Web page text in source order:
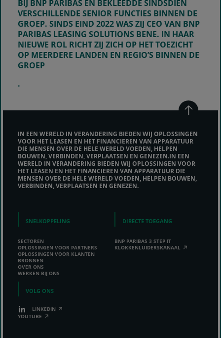
BIJ BNP PARIBAS EN BEKLEEDDE SINDSDIEN
VERSCHILLENDE SENIOR FUNCTIES BINNEN DE
GROEP. SINDS EIND 2022 WAS ZIJ CEO VAN BNP
PARIBAS LEASING SOLUTIONS BENE. IN HAAR
NIEUWE ROL RICHT ZIJ ZICH OP HET TOEZICHT
OP MEERDERE LANDEN EN REGIO’S BINNEN DE
GROEP
.
IN EEN WERELD IN VERANDERING BIEDEN WIJ OPLOSSINGEN
VOOR HET LEASEN EN HET FINANCIEREN VAN APPARATUUR
DIE MENSEN OVER DE HELE WERELD VOEDEN, HELPEN
BOUWEN, VERBINDEN, VERPLAATSEN EN GENEZEN.IN EEN
WERELD IN VERANDERING BIEDEN WIJ OPLOSSINGEN VOOR
HET LEASEN EN HET FINANCIEREN VAN APPARATUUR DIE
MENSEN OVER DE HELE WERELD VOEDEN, HELPEN BOUWEN,
VERBINDEN, VERPLAATSEN EN GENEZEN.
SNELKOPPELING
SECTOREN
OPLOSSINGEN VOOR PARTNERS
OPLOSSINGEN VOOR KLANTEN
BRONNEN
OVER ONS
WERKEN BIJ ONS
DIRECTE TOEGANG
BNP PARIBAS 3 STEP IT
KLOKKENLUIDERSKANAAL
VOLG ONS
LINKEDIN
YOUTUBE